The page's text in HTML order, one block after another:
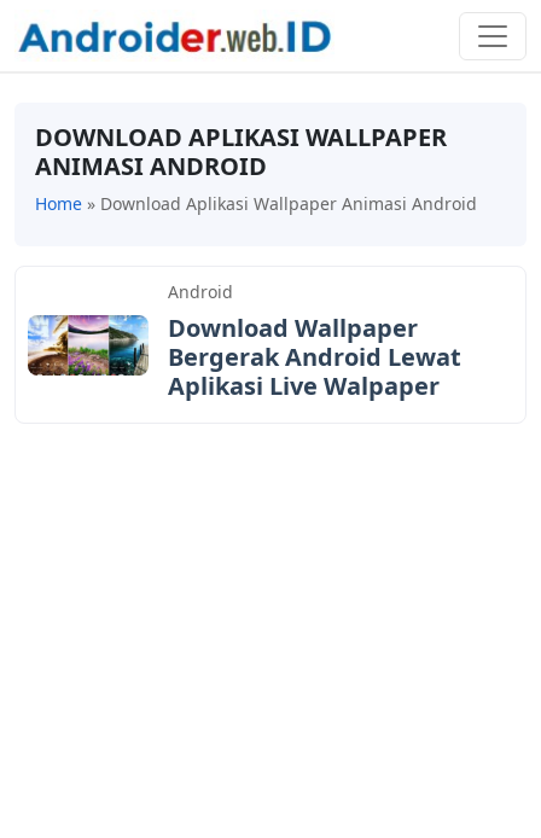
DOWNLOAD APLIKASI WALLPAPER
ANIMASI ANDROID
Home » Download Aplikasi Wallpaper Animasi Android
Android
Download Wallpaper
Bergerak Android Lewat
Aplikasi Live Walpaper